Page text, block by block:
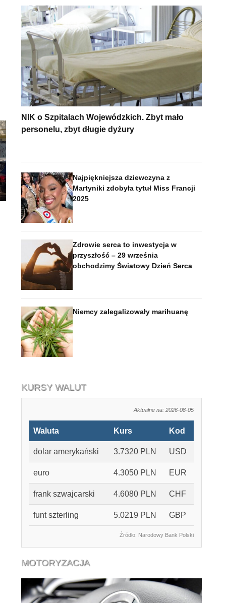
NIK o Szpitalach Wojewódzkich. Zbyt mało
personelu, zbyt długie dyżury
Najpiękniejsza dziewczyna z
Martyniki zdobyła tytuł Miss Francji
2025
Zdrowie serca to inwestycja w
przyszłość – 29 września
obchodzimy Światowy Dzień Serca
Niemcy zalegalizowały marihuanę
KURSY WALUT
Aktualne na: 2026-08-05
Waluta Kurs Kod
dolar amerykański 3.7320 PLN USD
euro 4.3050 PLN EUR
frank szwajcarski 4.6080 PLN CHF
funt szterling 5.0219 PLN GBP
Źródło: Narodowy Bank Polski
MOTORYZACJA